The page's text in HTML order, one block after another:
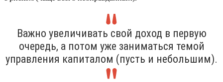
Важно увеличивать свой доход в первую
очередь, а потом уже заниматься темой
управления капиталом (пусть и небольшим).